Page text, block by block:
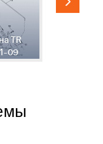
TR
09